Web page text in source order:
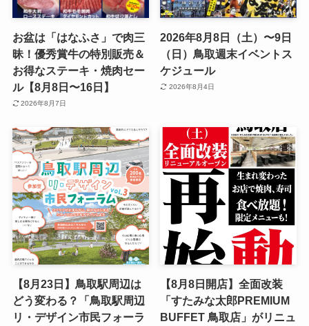
お盆は「はなふさ」で肉三
昧！優秀賞牛の特別販売＆
お得なステーキ・焼肉セー
ル【8月8日〜16日】
2026年8月7日
2026年8月8日（土）〜9日
（日）鳥取週末イベントス
ケジュール
2026年8月4日
【8月23日】鳥取駅周辺は
どう変わる？「鳥取駅周辺
リ・デザイン市民フォーラ
【8月8日開店】全面改装
「すたみな太郎PREMIUM
BUFFET 鳥取店」がリニュ